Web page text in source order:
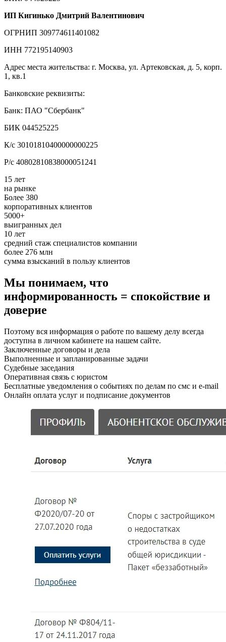
ИП Кигинько Дмитрий Валентинович
ОГРНИП 309774611401082
ИНН 772195140903
Адрес места жительства: г. Москва, ул. Артековская, д. 5, корп.
1, кв.1
Банковские реквизиты:
Банк: ПАО "Сбербанк"
БИК 044525225
К/с 30101810400000000225
Р/с 40802810838000051241
15 лет
на рынке
Более 380
корпоративных клиентов
5000+
выигранных дел
10 лет
средний стаж специалистов компании
более 276 млн
сумма взысканий в пользу клиентов
Мы понимаем, что
информированность = спокойствие и
доверие
Поэтому вся информация о работе по вашему делу всегда
доступна в личном кабинете на нашем сайте.
Заключенные договоры и дела
Выполненные и запланированные задачи
Судебные заседания
Оперативная связь с юристом
Бесплатные уведомления о событиях по делам по смс и e-mail
Онлайн оплата услуг и подписание документов